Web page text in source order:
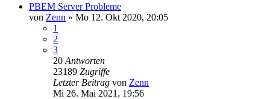
PBEM Server Probleme
von Zenn » Mo 12. Okt 2020, 20:05
1
2
3
20 Antworten
23189 Zugriffe
Letzter Beitrag von Zenn
Mi 26. Mai 2021, 19:56